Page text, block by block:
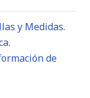
y Medidas.
de